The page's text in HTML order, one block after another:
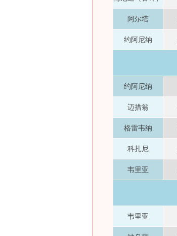
阿尔塔
约阿尼纳
约阿尼纳
迈措翁
格雷韦纳
科扎尼
韦里亚
韦里亚